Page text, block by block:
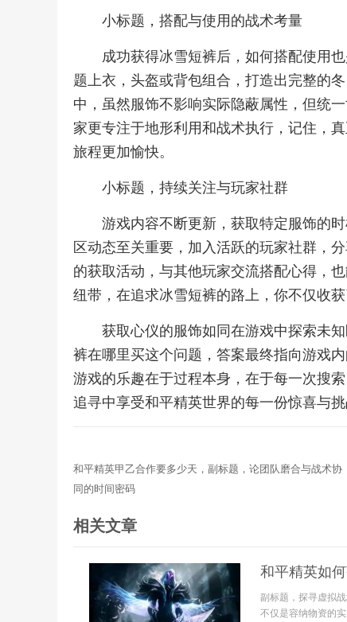
小标题，搭配与使用的战术考量
成功获得冰雪短裤后，如何搭配使用
题上衣，头盔或背包组合，打造出完整的
中，虽然服饰不影响实际隐蔽属性，但统
家更专注于地形利用和战术执行，记住，
旅程更加愉快。
小标题，持续关注与玩家社群
游戏内容不断更新，获取特定服饰的
区动态至关重要，加入活跃的玩家社群，
的获取活动，与其他玩家交流搭配心得，
纽带，在追求冰雪短裤的路上，你不仅收
获取心仪的服饰如同在游戏中探索未
裤在哪里买这个问题，答案最终指向游戏
游戏的乐趣在于过程本身，在于每一次搜
追寻中享受和平精英世界的每一份惊喜与挑
和平精英甲乙合作要多少天，副标题，论团队磨合与战术协
同的时间密码
相关文章
和平精英如
副标题，探寻虚拟
不仅是容纳物资的